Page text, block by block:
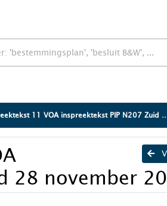
11 VOA inspreektekst PIP N207 Zuid 28 november 2025
28 november